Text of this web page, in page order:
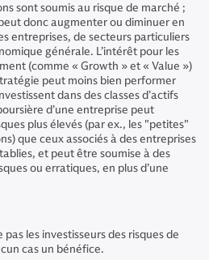
sont soumis au risque de marché ;
donc augmenter ou diminuer en
entreprises, de secteurs particuliers
générale. L’intérêt pour les
(comme « Growth » et « Value »)
peut moins bien performer
dans des classes d’actifs
d’une entreprise peut
plus élevés (par ex., les "petites"
que ceux associés à des entreprises
et peut être soumise à des
ou erratiques, en plus d’une
les investisseurs des risques de
cas un bénéfice.